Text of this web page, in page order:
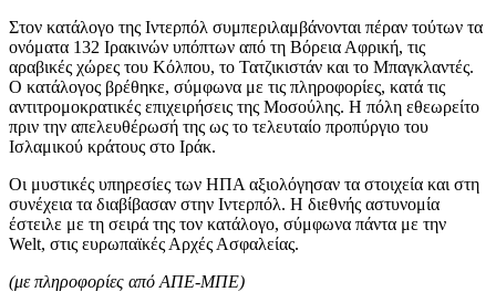
Στον κατάλογο της Ιντερπόλ συμπεριλαμβάνονται πέραν τούτων τα
ονόματα 132 Ιρακινών υπόπτων από τη Βόρεια Αφρική, τις
αραβικές χώρες του Κόλπου, το Τατζικιστάν και το Μπαγκλαντές.
Ο κατάλογος βρέθηκε, σύμφωνα με τις πληροφορίες, κατά τις
αντιτρομοκρατικές επιχειρήσεις της Μοσούλης. Η πόλη εθεωρείτο
πριν την απελευθέρωσή της ως το τελευταίο προπύργιο του
Ισλαμικού κράτους στο Ιράκ.
Οι μυστικές υπηρεσίες των ΗΠΑ αξιολόγησαν τα στοιχεία και στη
συνέχεια τα διαβίβασαν στην Ιντερπόλ. Η διεθνής αστυνομία
έστειλε με τη σειρά της τον κατάλογο, σύμφωνα πάντα με την
Welt, στις ευρωπαϊκές Αρχές Ασφαλείας.
(με πληροφορίες από ΑΠΕ-ΜΠΕ)